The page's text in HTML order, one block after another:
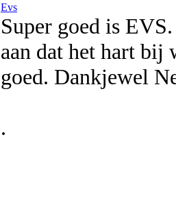
Evs
Super goed is
aan dat het hart bij
goed. Dankjewel
.